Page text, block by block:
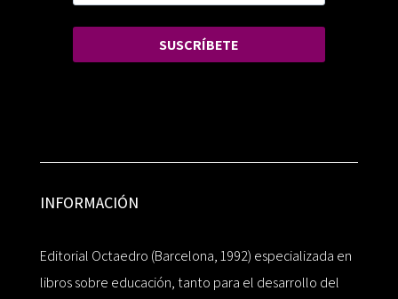
SUSCRÍBETE
INFORMACIÓN
Editorial Octaedro (Barcelona, 1992) especializada en
libros sobre educación, tanto para el desarrollo del